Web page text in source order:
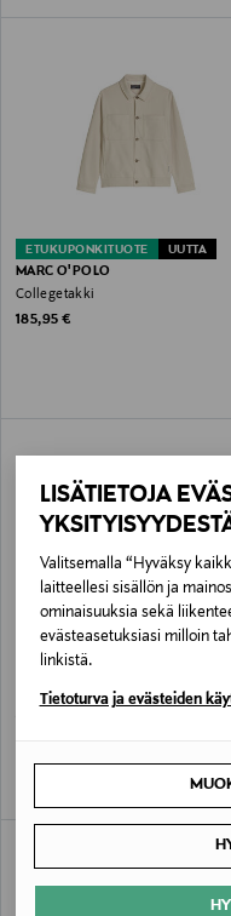
LISÄTIETOJA
Valitsemalla “Hyväksy
laitteellesi sisällön ja
ominaisuuksia sekä
evästeasetuksiasi milloin
linkistä.
Tietoturva ja evästeiden
ETUKUPONKITUOTE UUTTA
MARC O'POLO
Collegetakki
Original Price
185,95 €
ETUKUPONKITUOTE
Neulepaita